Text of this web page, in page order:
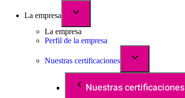
La empresa
La empresa
Perfil de la empresa
Nuestras certificaciones
Nuestras certificaciones